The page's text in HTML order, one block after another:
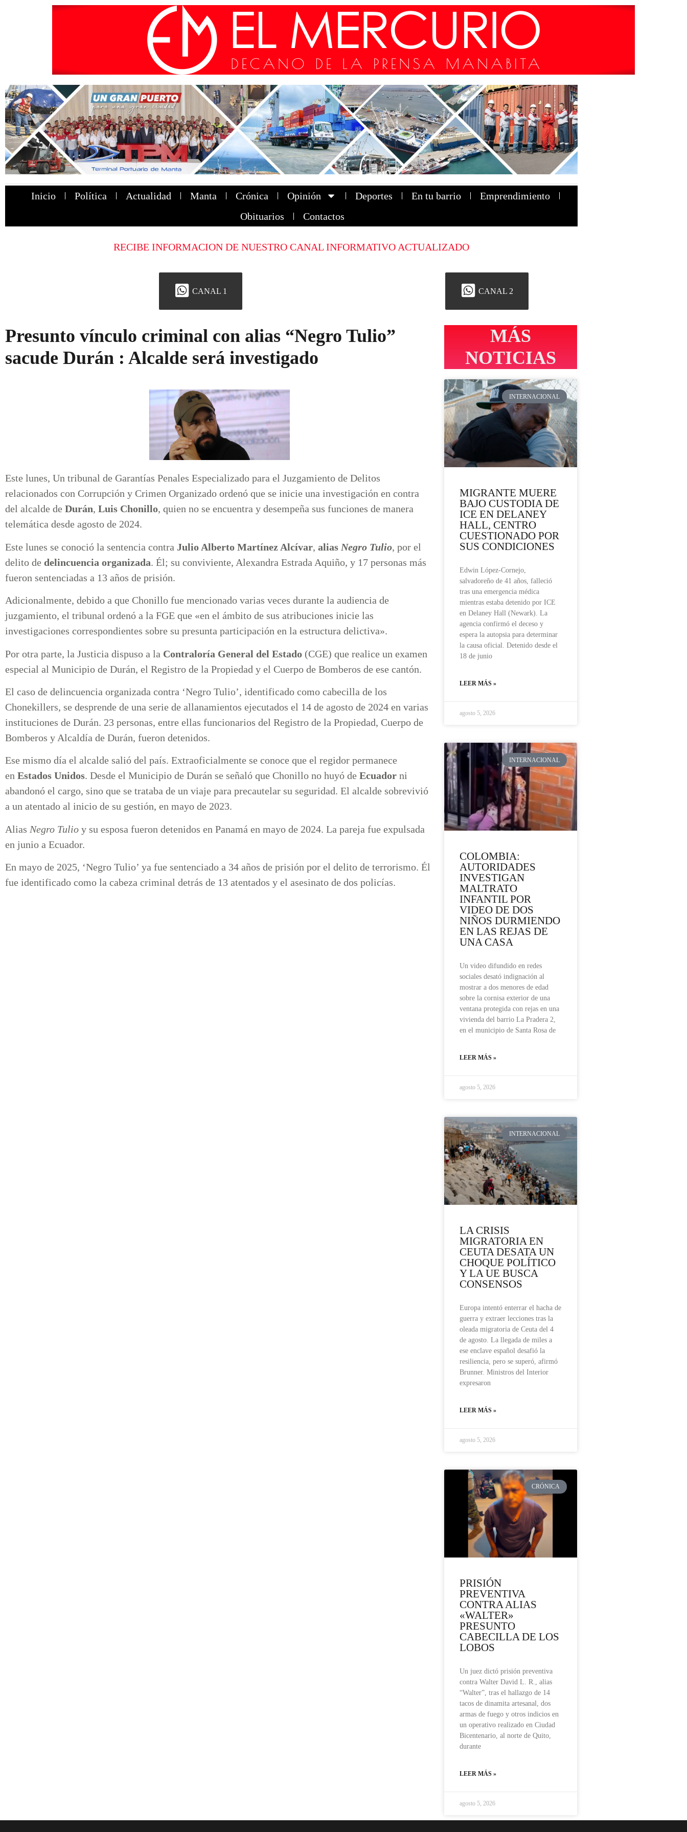
Inicio Política Actualidad Manta Crónica Opinión Deportes En tu barrio
Emprendimiento
Obituarios
Contactos
RECIBE INFORMACION DE NUESTRO CANAL INFORMATIVO ACTUALIZADO
CANAL 1 CANAL 2
Presunto vínculo criminal con alias “Negro Tulio”
sacude Durán : Alcalde será investigado
Este lunes, Un tribunal de Garantías Penales Especializado para el Juzgamiento de Delitos
relacionados con Corrupción y Crimen Organizado ordenó que se inicie una investigación en contra
del alcalde de Durán, Luis Chonillo, quien no se encuentra y desempeña sus funciones de manera
telemática desde agosto de 2024.
Este lunes se conoció la sentencia contra Julio Alberto Martínez Alcívar, alias Negro Tulio, por el
delito de delincuencia organizada. Él; su conviviente, Alexandra Estrada Aquiño, y 17 personas más
fueron sentenciadas a 13 años de prisión.
Adicionalmente, debido a que Chonillo fue mencionado varias veces durante la audiencia de
juzgamiento, el tribunal ordenó a la FGE que «en el ámbito de sus atribuciones inicie las
investigaciones correspondientes sobre su presunta participación en la estructura delictiva».
Por otra parte, la Justicia dispuso a la Contraloría General del Estado (CGE) que realice un examen
especial al Municipio de Durán, el Registro de la Propiedad y el Cuerpo de Bomberos de ese cantón.
El caso de delincuencia organizada contra ‘Negro Tulio’, identificado como cabecilla de los
Chonekillers, se desprende de una serie de allanamientos ejecutados el 14 de agosto de 2024 en varias
instituciones de Durán. 23 personas, entre ellas funcionarios del Registro de la Propiedad, Cuerpo de
Bomberos y Alcaldía de Durán, fueron detenidos.
Ese mismo día el alcalde salió del país. Extraoficialmente se conoce que el regidor permanece
en Estados Unidos. Desde el Municipio de Durán se señaló que Chonillo no huyó de Ecuador ni
abandonó el cargo, sino que se trataba de un viaje para precautelar su seguridad. El alcalde sobrevivió
a un atentado al inicio de su gestión, en mayo de 2023.
Alias Negro Tulio y su esposa fueron detenidos en Panamá en mayo de 2024. La pareja fue expulsada
en junio a Ecuador.
En mayo de 2025, ‘Negro Tulio’ ya fue sentenciado a 34 años de prisión por el delito de terrorismo. Él
fue identificado como la cabeza criminal detrás de 13 atentados y el asesinato de dos policías.
MÁS
NOTICIAS
INTERNACIONAL
MIGRANTE MUERE
BAJO CUSTODIA DE
ICE EN DELANEY
HALL, CENTRO
CUESTIONADO POR
SUS CONDICIONES
Edwin López-Cornejo,
salvadoreño de 41 años, falleció
tras una emergencia médica
mientras estaba detenido por ICE
en Delaney Hall (Newark). La
agencia confirmó el deceso y
espera la autopsia para determinar
la causa oficial. Detenido desde el
18 de junio
LEER MÁS »
agosto 5, 2026
INTERNACIONAL
COLOMBIA:
AUTORIDADES
INVESTIGAN
MALTRATO
INFANTIL POR
VIDEO DE DOS
NIÑOS DURMIENDO
EN LAS REJAS DE
UNA CASA
Un video difundido en redes
sociales desató indignación al
mostrar a dos menores de edad
sobre la cornisa exterior de una
ventana protegida con rejas en una
vivienda del barrio La Pradera 2,
en el municipio de Santa Rosa de
LEER MÁS »
agosto 5, 2026
INTERNACIONAL
LA CRISIS
MIGRATORIA EN
CEUTA DESATA UN
CHOQUE POLÍTICO
Y LA UE BUSCA
CONSENSOS
Europa intentó enterrar el hacha de
guerra y extraer lecciones tras la
oleada migratoria de Ceuta del 4
de agosto. La llegada de miles a
ese enclave español desafió la
resiliencia, pero se superó, afirmó
Brunner. Ministros del Interior
expresaron
LEER MÁS »
agosto 5, 2026
CRÓNICA
PRISIÓN
PREVENTIVA
CONTRA ALIAS
«WALTER»
PRESUNTO
CABECILLA DE LOS
LOBOS
Un juez dictó prisión preventiva
contra Walter David L. R., alias
“Walter”, tras el hallazgo de 14
tacos de dinamita artesanal, dos
armas de fuego y otros indicios en
un operativo realizado en Ciudad
Bicentenario, al norte de Quito,
durante
LEER MÁS »
agosto 5, 2026